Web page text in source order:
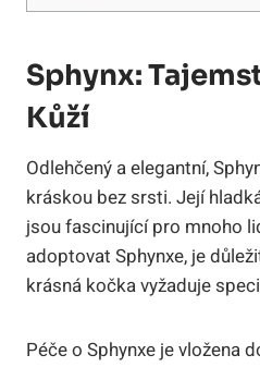
Sphynx:
Kůží
Odlehčený a elegantní,
kráskou bez srsti. Její
jsou fascinující pro mnoho
adoptovat Sphynxe, je
krásná kočka vyžaduje
Péče o Sphynxe je vložena